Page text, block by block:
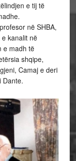
e tij të
në SHBA,
kanalit në
e madh të
shqipe,
Camaj e deri
Dante.